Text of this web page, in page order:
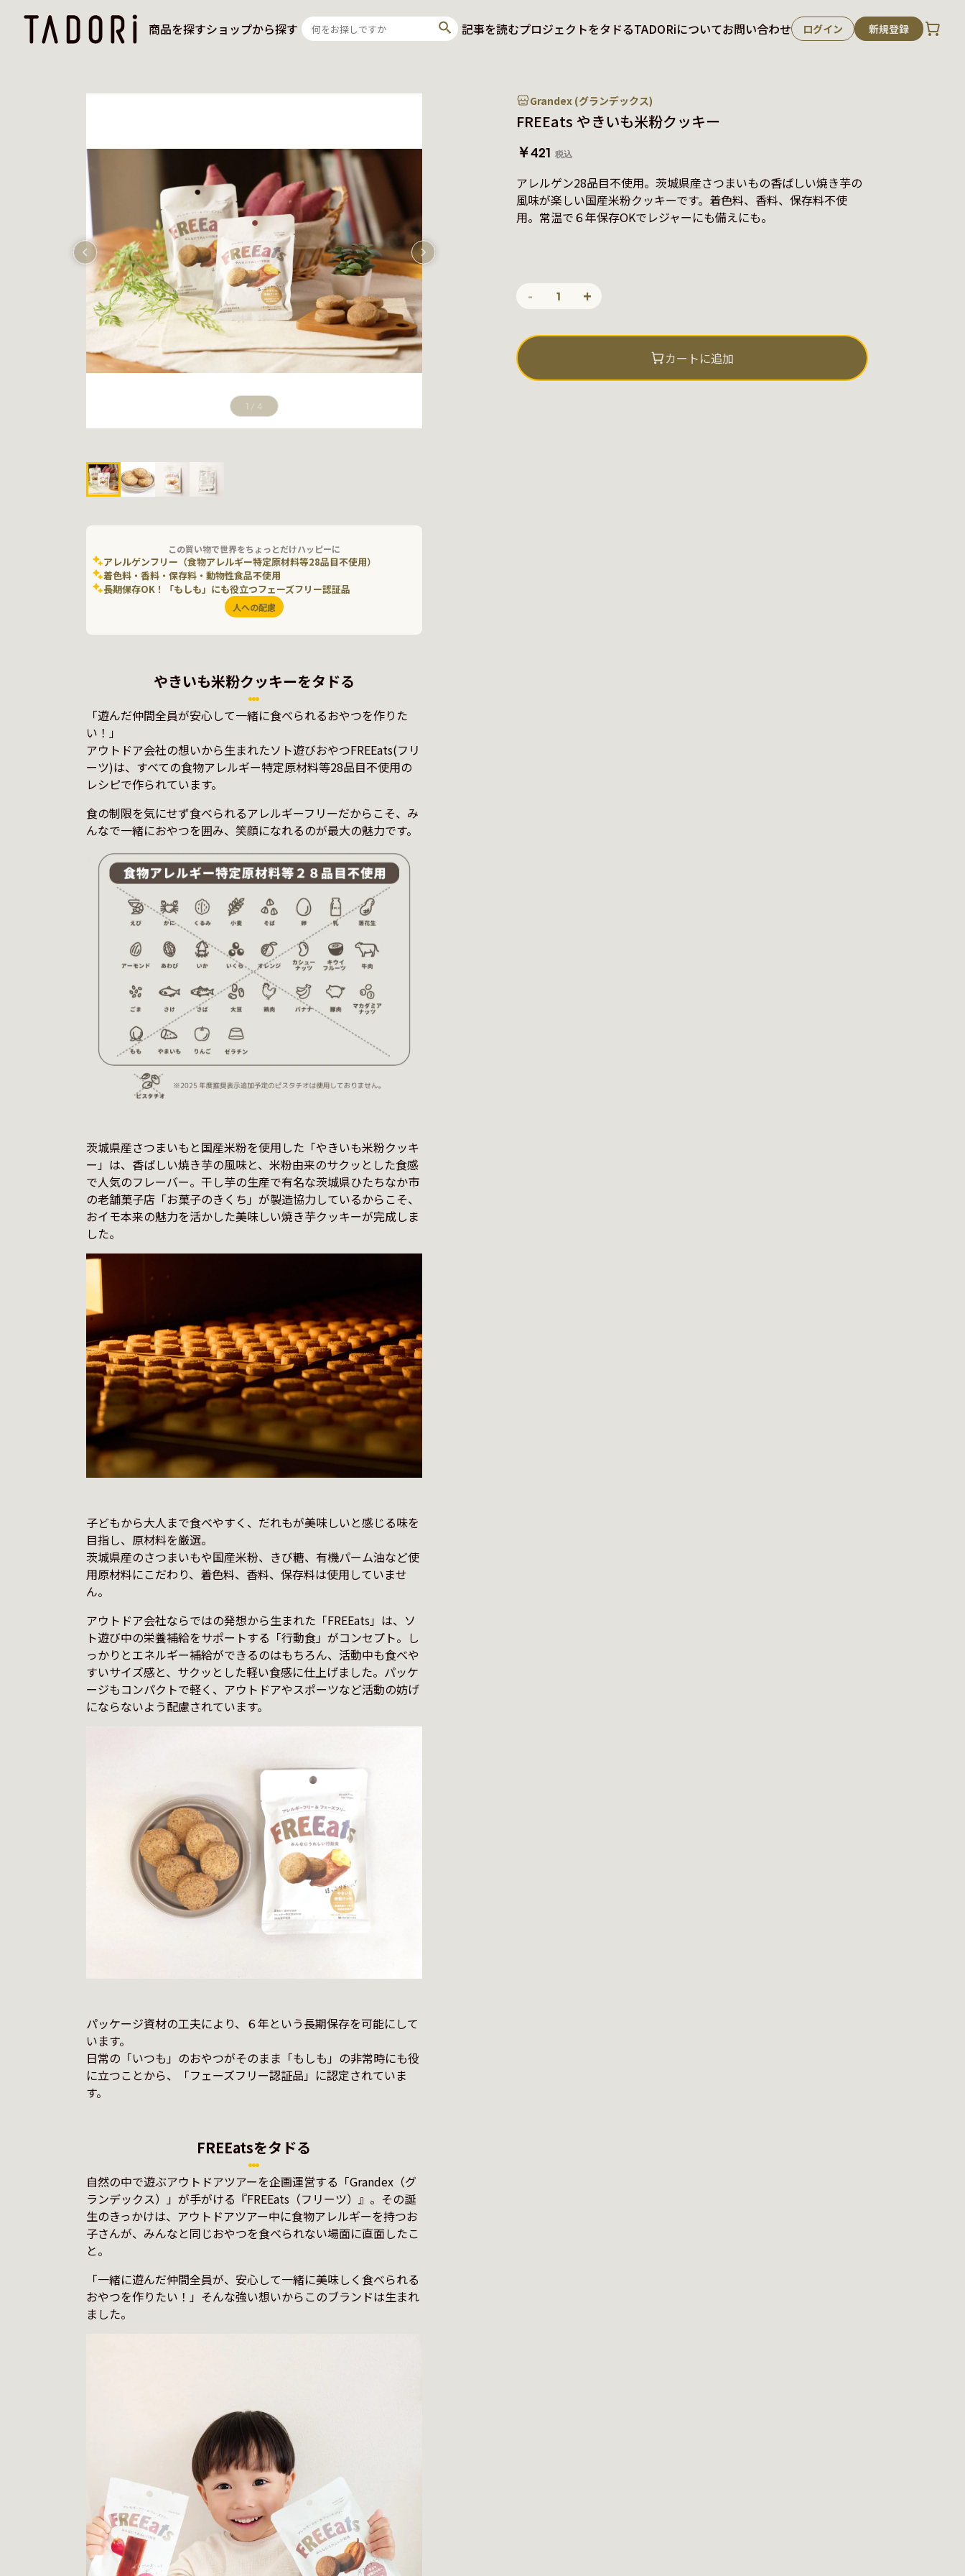
商品を探すショップから探す 記事を読むプロジェクトをタドるTADORiについてお問い合わせ ログイン 新規登録
1 / 4
この買い物で世界をちょっとだけハッピーに
アレルゲンフリー（食物アレルギー特定原材料等28品目不使用）
着色料・香料・保存料・動物性食品不使用
長期保存OK！「もしも」にも役立つフェーズフリー認証品
人への配慮
やきいも米粉クッキーをタドる
「遊んだ仲間全員が安心して一緒に食べられるおやつを作りた
い！」
アウトドア会社の想いから生まれたソト遊びおやつFREEats(フリ
ーツ)は、すべての食物アレルギー特定原材料等28品目不使用の
レシピで作られています。
食の制限を気にせず食べられるアレルギーフリーだからこそ、み
んなで一緒におやつを囲み、笑顔になれるのが最大の魅力です。
茨城県産さつまいもと国産米粉を使用した「やきいも米粉クッキ
ー」は、香ばしい焼き芋の風味と、米粉由来のサクッとした食感
で人気のフレーバー。干し芋の生産で有名な茨城県ひたちなか市
の老舗菓子店「お菓子のきくち」が製造協力しているからこそ、
おイモ本来の魅力を活かした美味しい焼き芋クッキーが完成しま
した。
子どもから大人まで食べやすく、だれもが美味しいと感じる味を
目指し、原材料を厳選。
茨城県産のさつまいもや国産米粉、きび糖、有機パーム油など使
用原材料にこだわり、着色料、香料、保存料は使用していませ
ん。
アウトドア会社ならではの発想から生まれた「FREEats」は、ソ
ト遊び中の栄養補給をサポートする「行動食」がコンセプト。し
っかりとエネルギー補給ができるのはもちろん、活動中も食べや
すいサイズ感と、サクッとした軽い食感に仕上げました。パッケ
ージもコンパクトで軽く、アウトドアやスポーツなど活動の妨げ
にならないよう配慮されています。
パッケージ資材の工夫により、６年という長期保存を可能にして
います。
日常の「いつも」のおやつがそのまま「もしも」の非常時にも役
に立つことから、「フェーズフリー認証品」に認定されていま
す。
FREEatsをタドる
自然の中で遊ぶアウトドアツアーを企画運営する「Grandex（グ
ランデックス）」が手がける『FREEats（フリーツ）』。その誕
生のきっかけは、アウトドアツアー中に食物アレルギーを持つお
子さんが、みんなと同じおやつを食べられない場面に直面したこ
と。
「一緒に遊んだ仲間全員が、安心して一緒に美味しく食べられる
おやつを作りたい！」そんな強い想いからこのブランドは生まれ
ました。
Grandex (グランデックス)
FREEats やきいも米粉クッキー
￥421 税込
アレルゲン28品目不使用。茨城県産さつまいもの香ばしい焼き芋の
風味が楽しい国産米粉クッキーです。着色料、香料、保存料不使
- 1 +
カートに追加